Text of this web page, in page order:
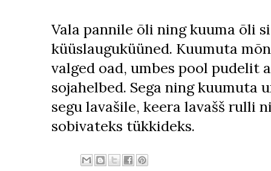
Vala pannile õli ning kuuma õli
küüslauguküüned. Kuumuta
valged oad, umbes pool pudelit
sojahelbed. Sega ning kuumuta
segu lavašile, keera lavašš rulli
sobivateks tükkideks.